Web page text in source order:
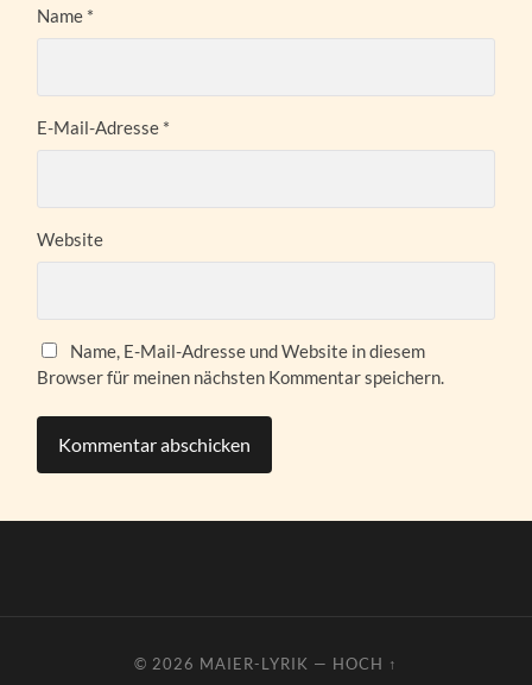
Name *
E-Mail-Adresse *
Website
Name, E-Mail-Adresse und Website in diesem
Browser für meinen nächsten Kommentar speichern.
© 2026 MAIER-LYRIK — HOCH ↑